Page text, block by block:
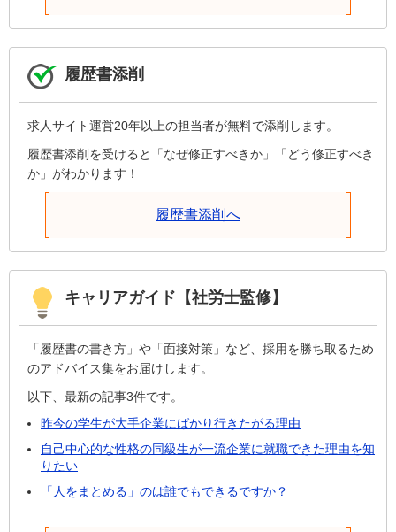
履歴書添削
求人サイト運営20年以上の担当者が無料で添削します。
履歴書添削を受けると「なぜ修正すべきか」「どう修正すべき
か」がわかります！
履歴書添削へ
キャリアガイド【社労士監修】
「履歴書の書き方」や「面接対策」など、採用を勝ち取るため
のアドバイス集をお届けします。
以下、最新の記事3件です。
昨今の学生が大手企業にばかり行きたがる理由
自己中心的な性格の同級生が一流企業に就職できた理由を知
りたい
「人をまとめる」のは誰でもできるですか？